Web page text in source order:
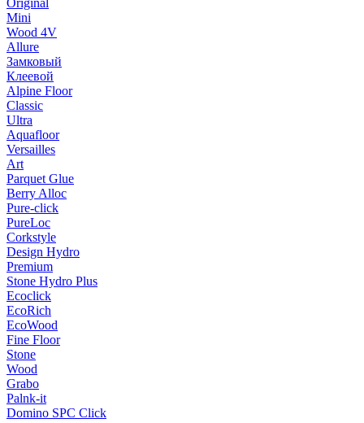
Original
Mini
Wood 4V
Allure
Замковый
Клеевой
Alpine Floor
Classic
Ultra
Aquafloor
Versailles
Art
Parquet Glue
Berry Alloc
Pure-click
PureLoc
Corkstyle
Design Hydro
Premium
Stone Hydro Plus
Ecoclick
EcoRich
EcoWood
Fine Floor
Stone
Wood
Grabo
Palnk-it
Domino SPC Click